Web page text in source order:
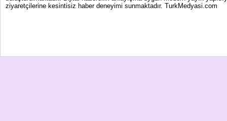
ziyaretçilerine kesintisiz haber deneyimi sunmaktadır. TurkMedyasi.com